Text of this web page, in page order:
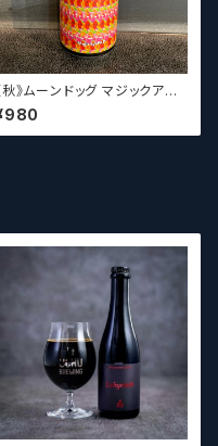
秋》ムーンドッグ マジックアイP
II / Moon Dog Magic Eye
II